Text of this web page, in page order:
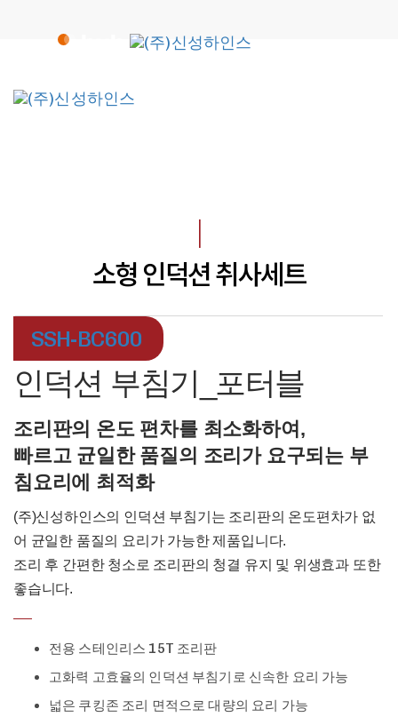
Skip
I
소형 인덕션 취사세트
SSH-BC600
인덕션 부침기_포터블
조리판의 온도 편차를 최소화하여,
빠르고 균일한 품질의 조리가 요구되는 부
침요리에 최적화
(주)신성하인스의 인덕션 부침기는 조리판의 온도편차가 없
어 균일한 품질의 요리가 가능한 제품입니다.
조리 후 간편한 청소로 조리판의 청결 유지 및 위생효과 또한
좋습니다.
전용 스테인리스 15T 조리판
고화력 고효율의 인덕션 부침기로 신속한 요리 가능
넓은 쿠킹존 조리 면적으로 대량의 요리 가능